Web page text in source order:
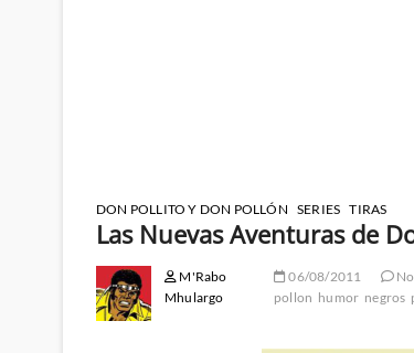
DON POLLITO Y DON POLLÓN SERIES TIRAS
Las Nuevas Aventuras de
M'Rabo
Mhulargo
06/08/2011
pollon humor negros